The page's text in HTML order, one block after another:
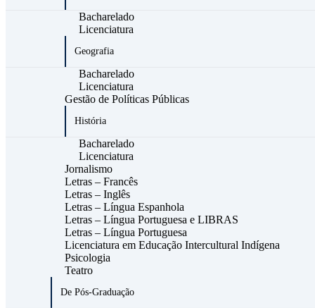
Bacharelado
Licenciatura
Geografia
Bacharelado
Licenciatura
Gestão de Políticas Públicas
História
Bacharelado
Licenciatura
Jornalismo
Letras – Francês
Letras – Inglês
Letras – Língua Espanhola
Letras – Língua Portuguesa e LIBRAS
Letras – Língua Portuguesa
Licenciatura em Educação Intercultural Indígena
Psicologia
Teatro
De Pós-Graduação